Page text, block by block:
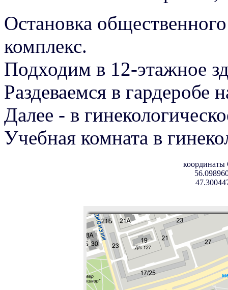
Остановка
комплекс.
Подходим в 12-этажное
Раздеваемся в гардеробе
Далее - в
Учебная комната в
координаты